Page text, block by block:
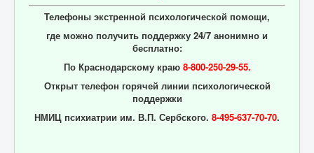
Телефоны экстренной психологической помощи,
где можно получить поддержку 24/7 анонимно и
бесплатно:
По Краснодарскому краю 8-800-250-29-55.
Открыт телефон горячей линии психологической
поддержки
НМИЦ психиатрии им. В.П. Сербского. 8-495-637-70-70.